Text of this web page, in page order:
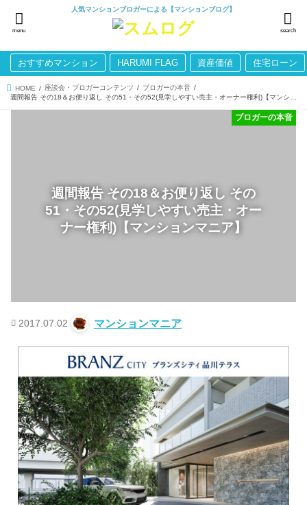
人気マンションブロガーによる【マンションブログ】
search
menu
おすすめマンション HARUMI FLAG 資産価値 住宅ローン
HOME 座談会・ブロガーコンテンツ
ブロガーの本音
週間報告 その18＆お便り返し その
51・その52(見学しやすい売主・オー
ナー権利)【マンションマニア】
ブロガーの本音
2017.07.02 マンションマニア